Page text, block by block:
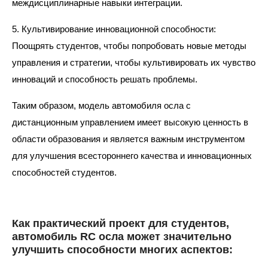
междисциплинарные навыки интеграции.
5. Культивирование инновационной способности:
Поощрять студентов, чтобы попробовать новые методы
управления и стратегии, чтобы культивировать их чувство
инноваций и способность решать проблемы.
Таким образом, модель автомобиля осла с
дистанционным управлением имеет высокую ценность в
области образования и является важным инструментом
для улучшения всестороннего качества и инновационных
способностей студентов.
Как практический проект для студентов,
автомобиль RC осла может значительно
улучшить способности многих аспектов: